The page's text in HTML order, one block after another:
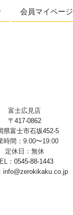
会員マイページ
富士広見店
〒417-0862
県富士市石坂452-5
時間：9:00〜19:00
定休日：無休
： 0545-88-1443
info@zerokikaku.co.jp